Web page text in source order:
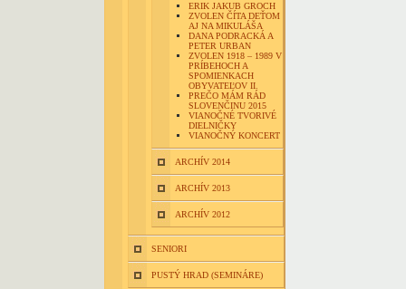
ERIK JAKUB GROCH
ZVOLEN ČÍTA DEŤOM
AJ NA MIKULÁŠA
DANA PODRACKÁ A
PETER URBAN
ZVOLEN 1918 – 1989 V
PRÍBEHOCH A
SPOMIENKACH
OBYVATEĽOV II.
PREČO MÁM RÁD
SLOVENČINU 2015
VIANOČNÉ TVORIVÉ
DIELNIČKY
VIANOČNÝ KONCERT
ARCHÍV 2014
ARCHÍV 2013
ARCHÍV 2012
SENIORI
PUSTÝ HRAD (SEMINÁRE)